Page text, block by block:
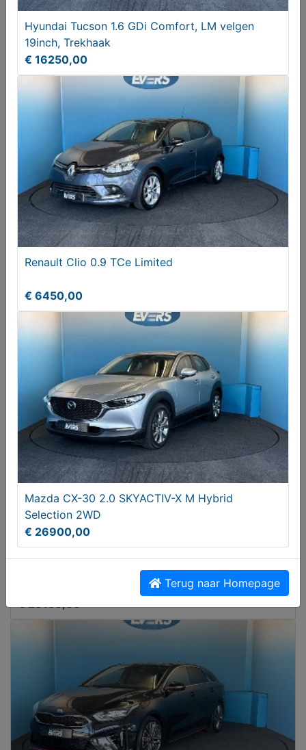
Kia Cee'd Sportswagon Ceed 1.6 GDI PHEV Dyn+L
Mazda CX-3 2.0 SkyActiv-G 121 Comfort 2022,
Benzine
Suzuki Vitara 1.4 B.jet Select SH
Hyundai Tucson 1.6 GDi Comfort, LM velgen
19inch, Trekhaak
€ 16250,00
Renault Clio 0.9 TCe Limited
€ 6450,00
Mazda CX-30 2.0 SKYACTIV-X M Hybrid
Selection 2WD
€ 26900,00
Terug naar Homepage